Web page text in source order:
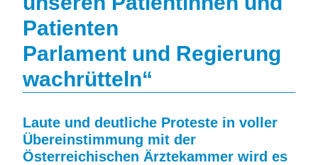
Patienten
Parlament und Regierung
wachrütteln“
Laute und deutliche Proteste in voller
Übereinstimmung mit der
Österreichischen Ärztekammer wird es